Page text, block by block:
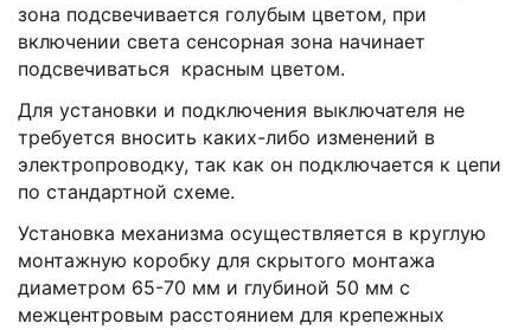
зона подсвечивается голубым цветом, при
включении света сенсорная зона начинает
подсвечиваться красным цветом.
Для установки и подключения выключателя не
требуется вносить каких-либо изменений в
электропроводку, так как он подключается к цепи
по стандартной схеме.
Установка механизма осуществляется в круглую
монтажную коробку для скрытого монтажа
диаметром 65-70 мм и глубиной 50 мм с
межцентровым расстоянием для крепежных